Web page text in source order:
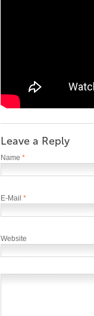
Leave a Reply
Name *
E-Mail *
Website